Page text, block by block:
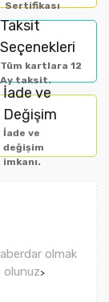
Sertifikası
Taksit
Seçenekleri
Tüm kartlara 12
Ay taksit.
İade ve
Değişim
İade ve
değişim
imkanı.
olmak
olunuz>